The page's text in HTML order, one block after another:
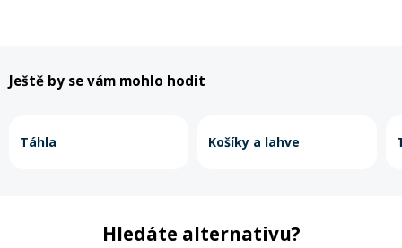
Ještě by se vám mohlo hodit
Táhla Košíky a lahve
Hledáte alternativu?